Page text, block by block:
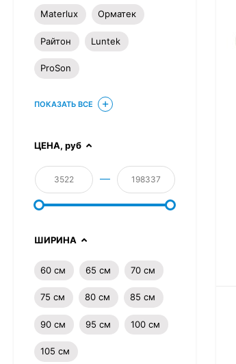
Materlux Орматек
Райтон Luntek
ProSon
ПОКАЗАТЬ ВСЕ
ЦЕНА, руб
—
ШИРИНА
60 см 65 см 70 см
75 см 80 см 85 см
90 см 95 см 100 см
105 см